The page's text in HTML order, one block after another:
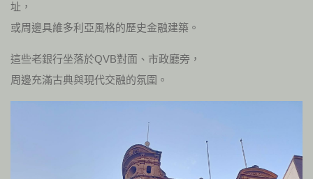
址，
或周邊具維多利亞風格的歷史金融建築。
這些老銀行坐落於QVB對面、市政廳旁，
周邊充滿古典與現代交融的氛圍。